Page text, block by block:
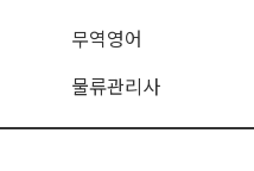
무역영어
물류관리사